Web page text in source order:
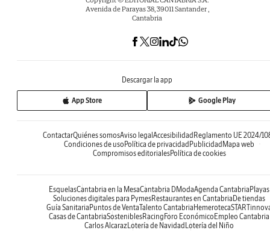
Avenida de Parayas 38, 39011 Santander ,
Cantabria
Descargar la app
App Store Google Play
ContactarQuiénes somosAviso legalAccesibilidadReglamento UE 2024/
Condiciones de usoPolítica de privacidadPublicidadMapa web
Compromisos editorialesPolítica de cookies
EsquelasCantabria en la MesaCantabria DModaAgenda CantabriaPlayas
Soluciones digitales para PymesRestaurantes en CantabriaDe tiendas
Guía SanitariaPuntos de VentaTalento CantabriaHemeroteca
Casas de CantabriaSosteniblesRacingForo EconómicoEmpleo Cantabria
Carlos AlcarazLotería de NavidadLotería del Niño